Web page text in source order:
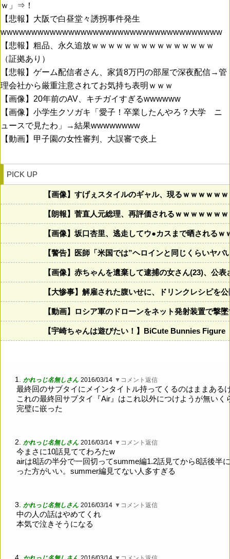
ｗ」⇒！
【悲報】大阪で白昼堂々誘拐事件発生
wwwwwwwwwwwwwwwwwwwwwwwwwwwwwwwwwwww
【悲報】粗品、永久追放ｗｗｗｗｗｗｗｗｗｗｗｗｗｗｗ
（証拠あり）
【悲報】ゲーム配信者さん、家賃8万円の部屋で深夜配信→管
理会社から厳重注意されてお気持ち表明ｗｗｗ
【画像】20年前のAV、キチガイすぎるwwwwww
【画像】小学生クソガキ「愛子！卒業したんやろ？大学 ニ
ュースで見たわ」→結果wwwwwwww
【動画】甲子園の女性審判、大誤審で炎上
PICK UP
【画像】すげぇスタイルのギャル、現るｗｗｗｗｗ
【朗報】菅直人元総理、再評価されるｗｗｗｗｗｗ
【画像】坂口杏里、逃走してウ●カスまで晒されるｗ
【警告】医師「米国では”ヘロインと同じくらいヤ
【画像】赤ちゃんを遺棄して逮捕の女さん(23)、公
【大惨事】解雇された腹いせに、ドリンクレシピ
【動画】ロシア軍のドローンをネット発射装置で撃
【宇崎ちゃんは遊びたい！】BiCute Bunnies
1. かれっじ名無しさん 2016/03/14 ▼コメント返信
最終回のサブタイにメインタイトル持ってくるのはままある
これの最終回サブタイ『Air』はこれ以外につけようが無いく
完璧に嵌った
2. かれっじ名無しさん 2016/03/14 ▼コメント返信
今まさに10話見ててわろたw
airは8話の半分で一回切ってsumme編1.2話見てから8話後半
った方がいい。summer編見てない人多すぎる
3. かれっじ名無しさん 2016/03/14 ▼コメント返信
中の人の話はやめてくれ
本気で泣きそうになる